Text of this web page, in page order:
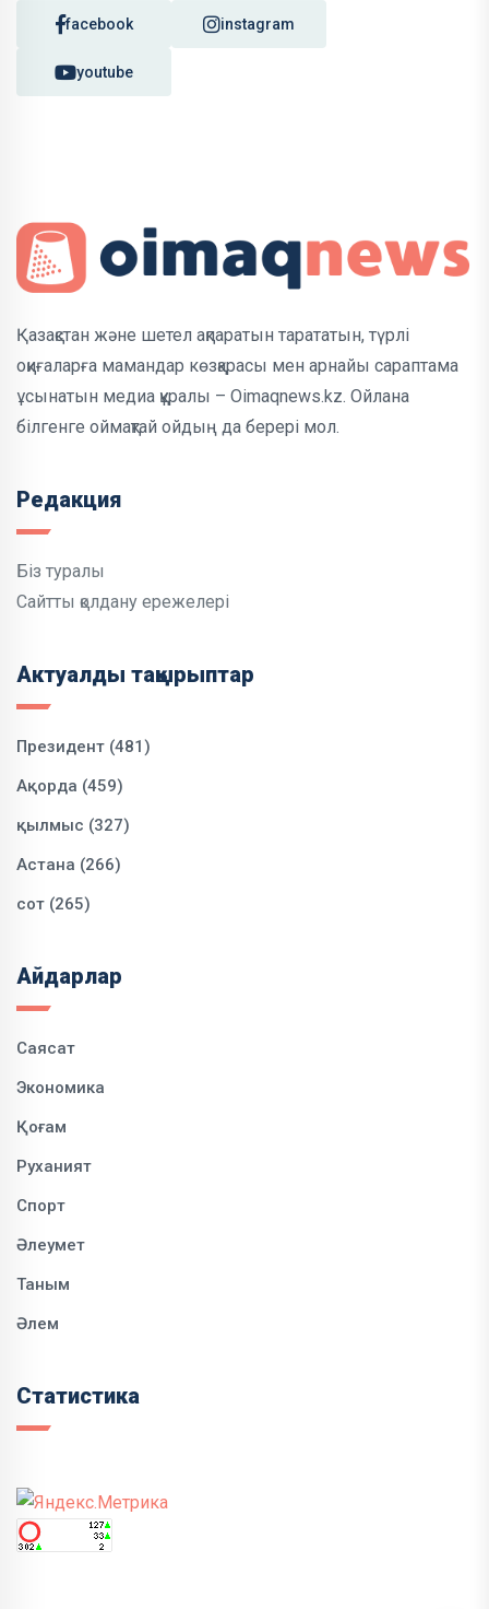
facebook instagram
youtube
Қазақстан және шетел ақпаратын тарататын, түрлі
оқиғаларға мамандар көзқарасы мен арнайы сараптама
ұсынатын медиа құралы – Oimaqnews.kz. Ойлана
білгенге оймақтай ойдың да берері мол.
Редакция
Біз туралы
Сайтты қолдану ережелері
Актуалды тақырыптар
Президент (481)
Ақорда (459)
қылмыс (327)
Астана (266)
сот (265)
Айдарлар
Саясат
Экономика
Қоғам
Руханият
Спорт
Әлеумет
Таным
Әлем
Статистика